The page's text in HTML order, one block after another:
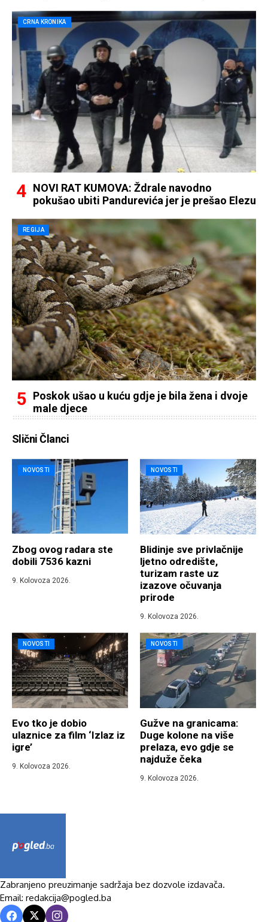
CRNA KRONIKA
NOVI RAT KUMOVA: Ždrale navodno
pokušao ubiti Pandurevića jer je prešao Elezu
REGIJA
Poskok ušao u kuću gdje je bila žena i dvoje
male djece
Slični Članci
NOVOSTI
Zbog ovog radara ste
dobili 7536 kazni
9. Kolovoza 2026.
NOVOSTI
Blidinje sve privlačnije
ljetno odredište,
turizam raste uz
izazove očuvanja
prirode
9. Kolovoza 2026.
NOVOSTI
Evo tko je dobio
ulaznice za film ‘Izlaz iz
igre’
9. Kolovoza 2026.
NOVOSTI
Gužve na granicama:
Duge kolone na više
prelaza, evo gdje se
najduže čeka
9. Kolovoza 2026.
Zabranjeno preuzimanje sadržaja bez dozvole izdavača.
Email: redakcija@pogled.ba